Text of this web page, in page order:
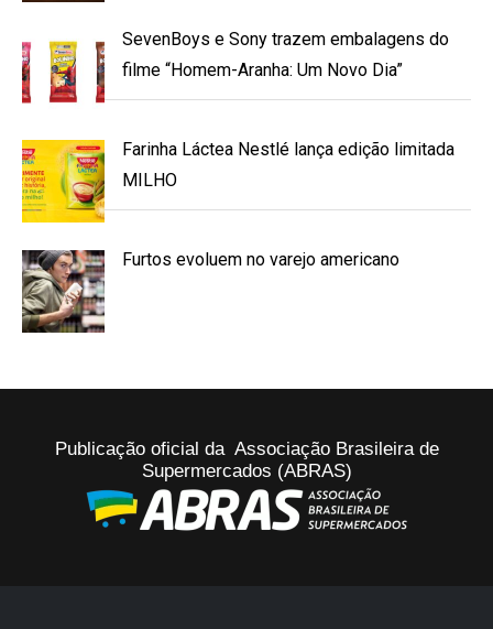
SevenBoys e Sony trazem embalagens do
filme “Homem-Aranha: Um Novo Dia”
Farinha Láctea Nestlé lança edição limitada
MILHO
Furtos evoluem no varejo americano
Publicação oficial da Associação Brasileira de
Supermercados (ABRAS)